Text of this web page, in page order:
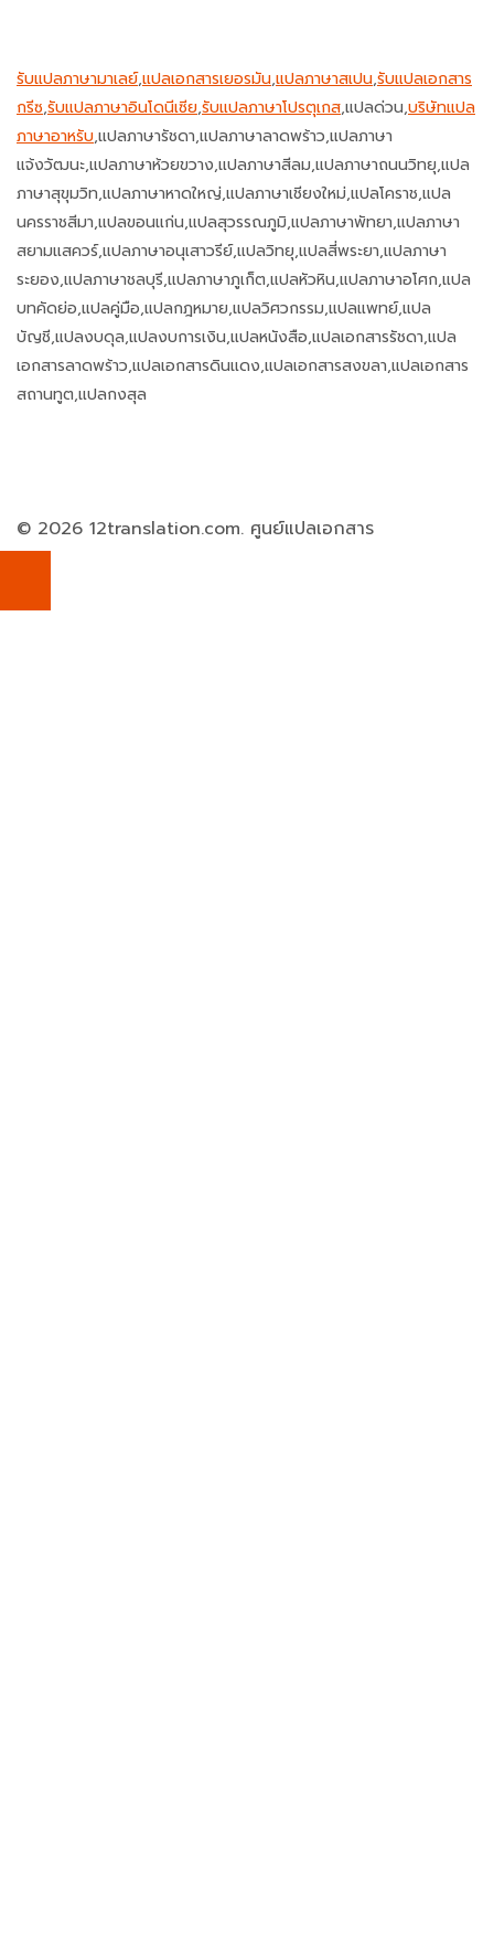
รับแปลภาษามาเลย์,แปลเอกสารเยอรมัน,แปลภาษาสเปน,รับแปลเอกสาร
กรีซ,รับแปลภาษาอินโดนีเซีย,รับแปลภาษาโปรตุเกส,แปลด่วน,บริษัทแปล
ภาษาอาหรับ,แปลภาษารัชดา,แปลภาษาลาดพร้าว,แปลภาษา
แจ้งวัฒนะ,แปลภาษาห้วยขวาง,แปลภาษาสีลม,แปลภาษาถนนวิทยุ,แปล
ภาษาสุขุมวิท,แปลภาษาหาดใหญ่,แปลภาษาเชียงใหม่,แปลโคราช,แปล
นครราชสีมา,แปลขอนแก่น,แปลสุวรรณภูมิ,แปลภาษาพัทยา,แปลภาษา
สยามแสควร์,แปลภาษาอนุเสาวรีย์,แปลวิทยุ,แปลสี่พระยา,แปลภาษา
ระยอง,แปลภาษาชลบุรี,แปลภาษาภูเก็ต,แปลหัวหิน,แปลภาษาอโศก,แปล
บทคัดย่อ,แปลคู่มือ,แปลกฎหมาย,แปลวิศวกรรม,แปลแพทย์,แปล
บัญชี,แปลงบดุล,แปลงบการเงิน,แปลหนังสือ,แปลเอกสารรัชดา,แปล
เอกสารลาดพร้าว,แปลเอกสารดินแดง,แปลเอกสารสงขลา,แปลเอกสาร
สถานทูต,แปลกงสุล
© 2026 12translation.com. ศูนย์แปลเอกสาร